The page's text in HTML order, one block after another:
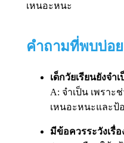
เหนอะหนะ
คำถามที่พบบ่อย
เด็กวัยเรียนยังจำ
A: จำเป็น เพราะ
เหนอะหนะและป้
มีข้อควรระวังเรื่